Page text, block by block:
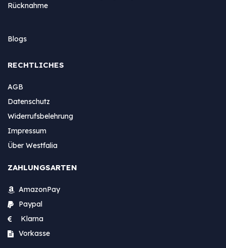
Rücknahme
Blogs
RECHTLICHES
AGB
Datenschutz
Widerrufsbelehrung
Impressum
Über Westfalia
ZAHLUNGSARTEN
AmazonPay
Paypal
Klarna
Vorkasse